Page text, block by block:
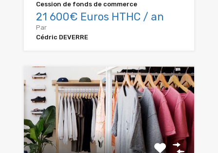
Cession de fonds de commerce
21 600€ Euros HTHC / an
Par
Cédric DEVERRE